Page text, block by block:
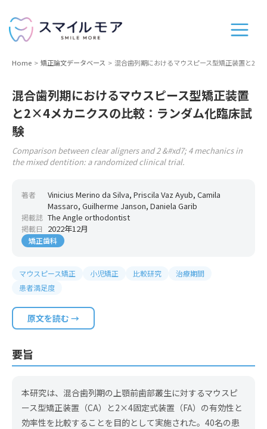
Home 矯正論文データベース 混合歯列期におけるマウスピース型矯正装置と
混合歯列期におけるマウスピース型矯正装置
と2×4メカニクスの比較：ランダム化臨床試
験
Comparison between clear aligners and 2 &#xd7; 4 mechanics in
the mixed dentition: a randomized clinical trial.
著者
Vinicius Merino da Silva, Priscila Vaz Ayub, Camila
Massaro, Guilherme Janson, Daniela Garib
掲載誌 The Angle orthodontist
掲載日 2022年12月
矯正歯科
マウスピース矯正 小児矯正 比較研究
治療期間
患者満足度
原文を読む →
要旨
本研究は、混合歯列期の上顎前歯部叢生に対するマウスピ
ース型矯正装置（CA）と2×4固定式装置（FA）の有効性と
効率性を比較することを目的として実施された。40名の患